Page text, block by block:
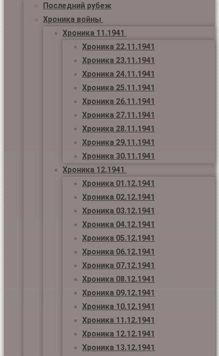
Последний рубеж
Хроника войны
Хроника 11.1941
Хроника 22.11.1941
Хроника 23.11.1941
Хроника 24.11.1941
Хроника 25.11.1941
Хроника 26.11.1941
Хроника 27.11.1941
Хроника 28.11.1941
Хроника 29.11.1941
Хроника 30.11.1941
Хроника 12.1941
Хроника 01.12.1941
Хроника 02.12.1941
Хроника 03.12.1941
Хроника 04.12.1941
Хроника 05.12.1941
Хроника 06.12.1941
Хроника 07.12.1941
Хроника 08.12.1941
Хроника 09.12.1941
Хроника 10.12.1941
Хроника 11.12.1941
Хроника 12.12.1941
Хроника 13.12.1941